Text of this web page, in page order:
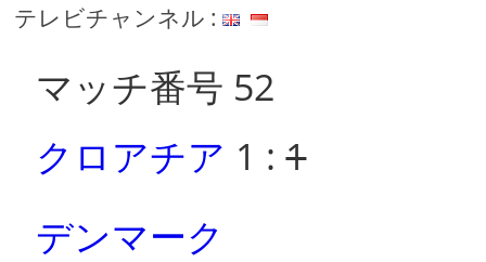
テレビチャンネル :
マッチ番号 52
クロアチア 1 :1
デンマーク